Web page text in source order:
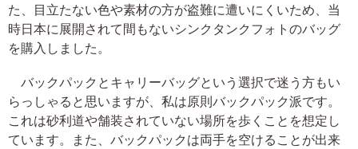
た、目立たない色や素材の方が盗難に遭いにくいため、当
時日本に展開されて間もないシンクタンクフォトのバッグ
を購入しました。
バックパックとキャリーバッグという選択で迷う方もい
らっしゃると思いますが、私は原則バックパック派です。
これは砂利道や舗装されていない場所を歩くことを想定し
ています。また、バックパックは両手を空けることが出来